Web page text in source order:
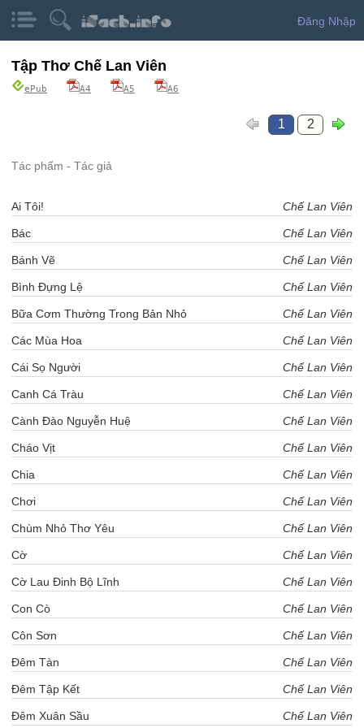
Đăng Nhập
Tập Thơ Chế Lan Viên
ePub A4 A5 A6
1 2
Tác phẩm - Tác giả
Ai Tôi! Chế Lan Viên
Bác Chế Lan Viên
Bánh Vẽ Chế Lan Viên
Bình Đựng Lệ Chế Lan Viên
Bữa Cơm Thường Trong Bản Nhỏ Chế Lan Viên
Các Mùa Hoa Chế Lan Viên
Cái Sọ Người Chế Lan Viên
Canh Cá Tràu Chế Lan Viên
Cành Đào Nguyễn Huệ Chế Lan Viên
Cháo Vịt Chế Lan Viên
Chia Chế Lan Viên
Chơi Chế Lan Viên
Chùm Nhỏ Thơ Yêu Chế Lan Viên
Cờ Chế Lan Viên
Cờ Lau Đinh Bộ Lĩnh Chế Lan Viên
Con Cò Chế Lan Viên
Côn Sơn Chế Lan Viên
Đêm Tàn Chế Lan Viên
Đêm Tập Kết Chế Lan Viên
Đêm Xuân Sầu Chế Lan Viên